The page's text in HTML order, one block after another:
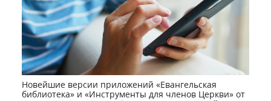
Новейшие версии приложений «Евангельская
библиотека» и «Инструменты для членов Церкви» от